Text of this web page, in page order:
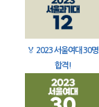
🏅 2023 서울여대 30명
합격!